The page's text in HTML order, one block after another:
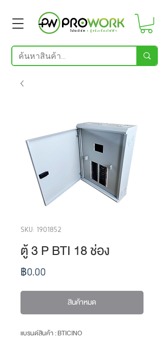
SKU: 1901852
ตู้ 3 P BTI 18 ช่อง
฿0.00ราคา
สินค้าหมด
แบรนด์สินค้า : BTICINO